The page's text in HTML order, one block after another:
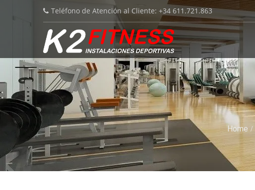
Teléfono de Atención al Cliente: +34 611.721.863
Home